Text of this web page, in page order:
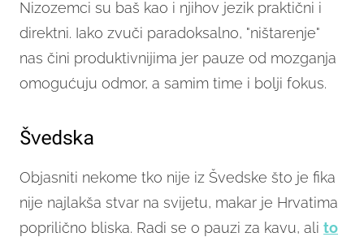
Nizozemci su baš kao i njihov jezik praktični i
direktni. Iako zvuči paradoksalno, "ništarenje"
nas čini produktivnijima jer pauze od mozganja
omogućuju odmor, a samim time i bolji fokus.
Švedska
Objasniti nekome tko nije iz Švedske što je fika
nije najlakša stvar na svijetu, makar je Hrvatima
poprilično bliska. Radi se o pauzi za kavu, ali to